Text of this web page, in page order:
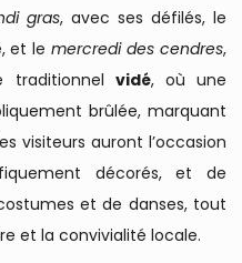
gras, avec ses défilés, le
et lemercredi des cendres,
traditionnel vidé, où une
brûlée, marquant
visiteurs auront l’occasion
décorés, et de
et de danses, tout
et la convivialité locale.